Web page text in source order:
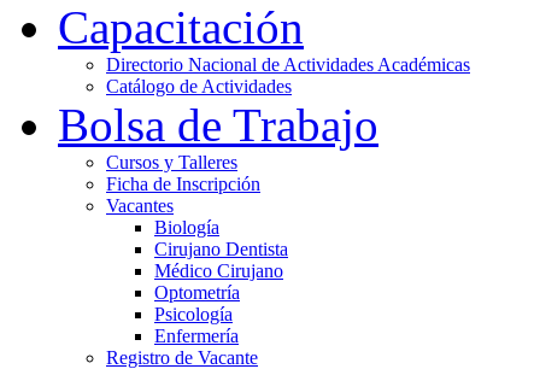
Capacitación
Directorio Nacional de Actividades Académicas
Catálogo de Actividades
Bolsa de Trabajo
Cursos y Talleres
Ficha de Inscripción
Vacantes
Biología
Cirujano Dentista
Médico Cirujano
Optometría
Psicología
Enfermería
Registro de Vacante